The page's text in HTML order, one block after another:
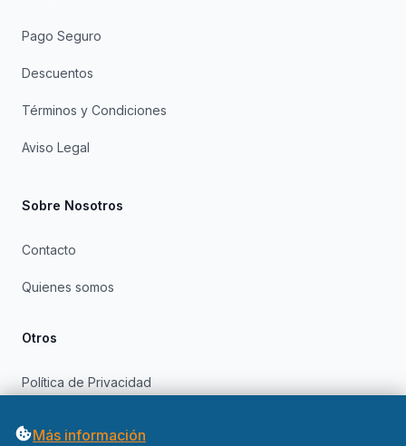
Pago Seguro
Descuentos
Términos y Condiciones
Aviso Legal
Sobre Nosotros
Contacto
Quienes somos
Otros
Política de Privacidad
Más información